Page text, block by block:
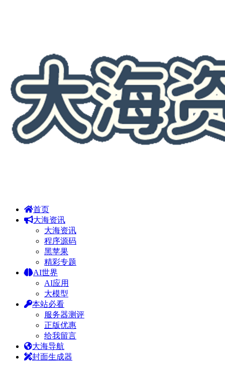
首页
大海资讯
大海资讯
程序源码
黑苹果
精彩专题
AI世界
AI应用
大模型
本站必看
服务器测评
正版优惠
给我留言
大海导航
封面生成器